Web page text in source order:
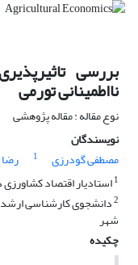
بررسی
نااطمینانی تورمی
نوع مقاله : مقاله پژوهشی
نویسندگان
مصطفی گودرزی
1
1استادیار اقتصاد
2دانشجوی کارشناسی ارشد
شهر
چکیده